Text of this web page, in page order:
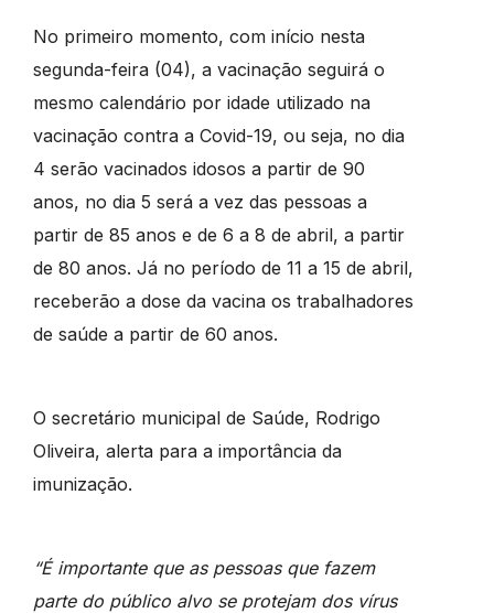
No primeiro momento, com início nesta
segunda-feira (04), a vacinação seguirá o
mesmo calendário por idade utilizado na
vacinação contra a Covid-19, ou seja, no dia
4 serão vacinados idosos a partir de 90
anos, no dia 5 será a vez das pessoas a
partir de 85 anos e de 6 a 8 de abril, a partir
de 80 anos. Já no período de 11 a 15 de abril,
receberão a dose da vacina os trabalhadores
de saúde a partir de 60 anos.
O secretário municipal de Saúde, Rodrigo
Oliveira, alerta para a importância da
imunização.
“É importante que as pessoas que fazem
parte do público alvo se protejam dos vírus